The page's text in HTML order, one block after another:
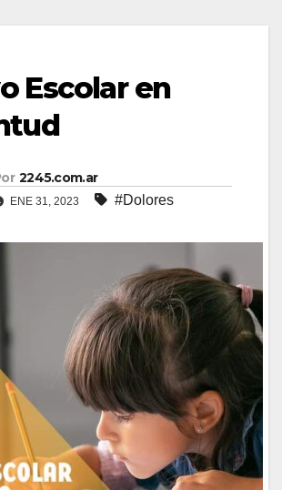
Escolar en
2245.com.ar
ENE 31, 2023 #Dolores